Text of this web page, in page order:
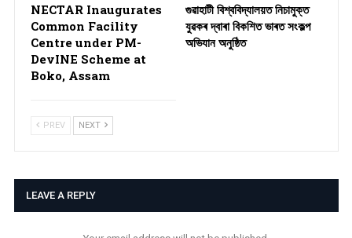
NECTAR Inaugurates
Common Facility
Centre under PM-
DevINE Scheme at
Boko, Assam
গুৱাহাটী বিশ্ববিদ্যালয়ত নিচামুক্ত
যুৱকৰ দ্বাৰা বিকশিত ভাৰত সংকল্প
অভিযান অনুষ্ঠিত
PREV NEXT
LEAVE A REPLY